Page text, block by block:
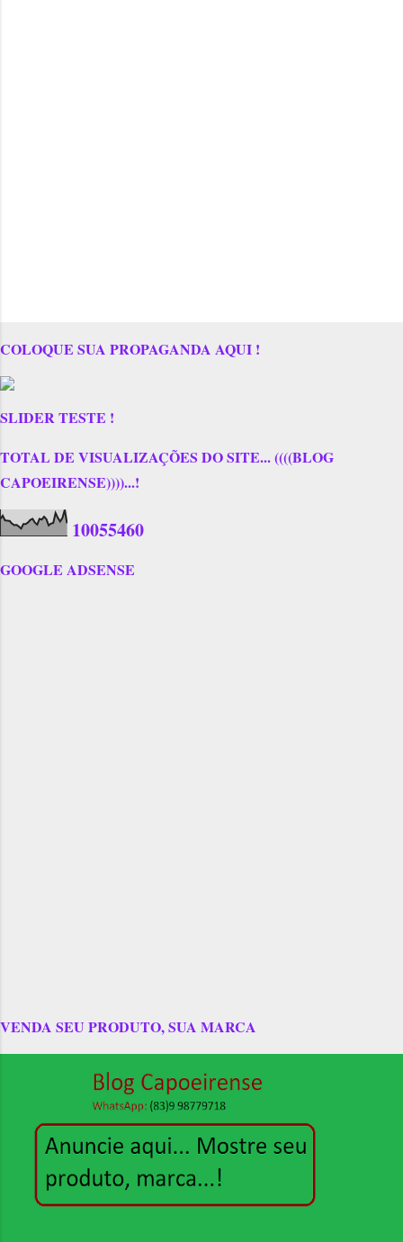
COLOQUE SUA PROPAGANDA AQUI !
SLIDER TESTE !
TOTAL DE VISUALIZAÇÕES DO SITE... ((((BLOG
CAPOEIRENSE))))...!
10055460
GOOGLE ADSENSE
VENDA SEU PRODUTO, SUA MARCA